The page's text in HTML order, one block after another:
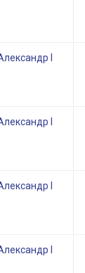
I
I
I
I